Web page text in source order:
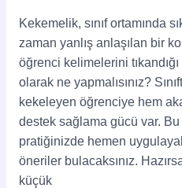
Kekemelik, sınıf ortamında
zaman yanlış anlaşılan bir
öğrenci kelimelerini
olarak ne yapmalısınız?
kekeleyen öğrenciye hem
destek sağlama gücü var. Bu
pratiğinizde hemen
öneriler bulacaksınız.
küçük
Etkili
Öneriler